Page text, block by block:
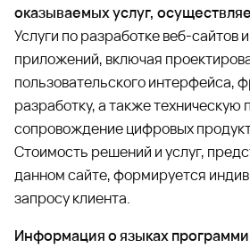
оказываемых услуг,
Услуги по разработке веб-сайтов
приложений, включая
пользовательского интерфейса,
разработку, а также техническую
сопровождение цифровых
Стоимость решений и услуг,
данном сайте, формируется
запросу клиента.
Информация о языках